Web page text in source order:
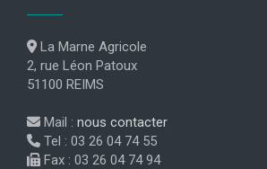
La Marne Agricole
2, rue Léon Patoux
51100 REIMS
Mail : nous contacter
Tel : 03 26 04 74 55
Fax : 03 26 04 74 94